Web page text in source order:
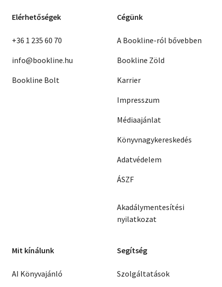
Elérhetőségek
+36 1 235 60 70
info@bookline.hu
Bookline Bolt
Cégünk
A Bookline-ról bővebben
Bookline Zöld
Karrier
Impresszum
Médiaajánlat
Könyvnagykereskedés
Adatvédelem
ÁSZF
Akadálymentesítési
nyilatkozat
Mit kínálunk
AI Könyvajánló
Segítség
Szolgáltatások